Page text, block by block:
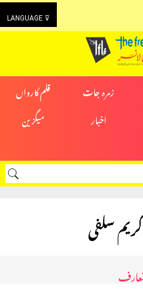
LANGUAGE ⊽
زمرہ جات
قلم کارواں
اخبار
میگزین
سلفی